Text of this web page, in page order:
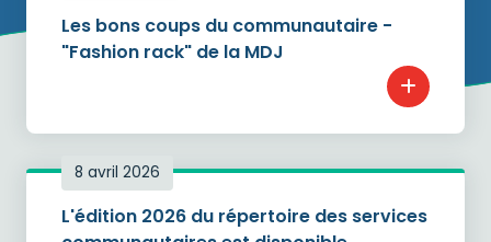
Les bons coups du communautaire -
"Fashion rack" de la MDJ
+
8 avril 2026
L'édition 2026 du répertoire des services